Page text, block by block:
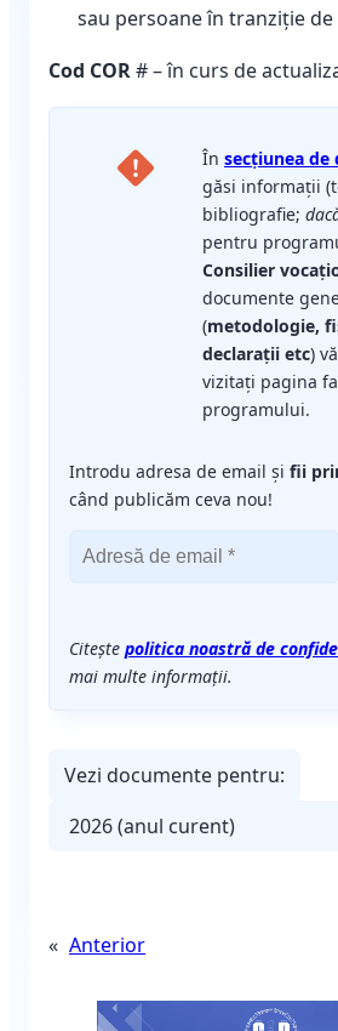
sau persoane în tranziție de
Cod COR# – în curs de
În secțiunea de
găsi informații
bibliografie;
pentru
Consilier
documente
(metodologie,
declarații etc)
vizitați pagina
programului.
Introdu adresa de email și fii
când publicăm ceva nou!
Citește politica noastră de
mai multe informații.
Vezi documente pentru:
« Anterior